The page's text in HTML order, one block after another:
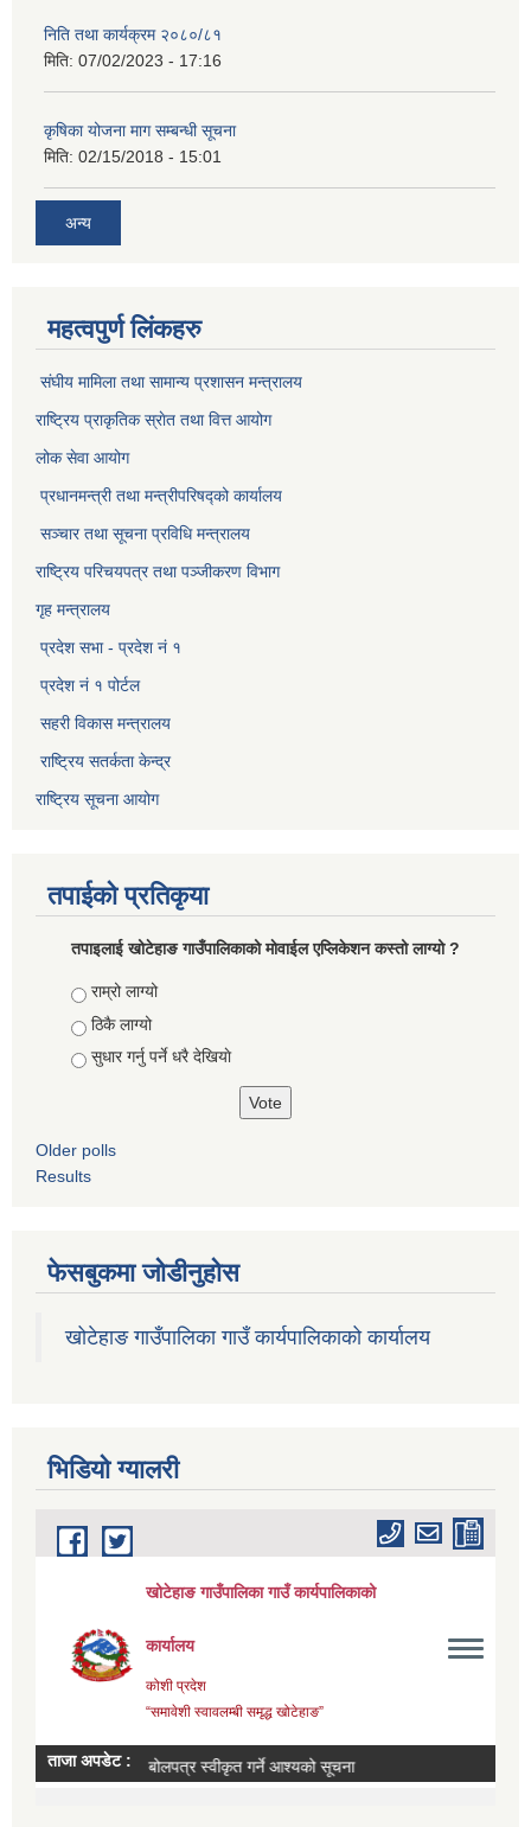
निति तथा कार्यक्रम २०८०/८१
मिति: 07/02/2023 - 17:16
कृषिका योजना माग सम्बन्धी सूचना
मिति: 02/15/2018 - 15:01
अन्य
महत्वपुर्ण लिंकहरु
संघीय मामिला तथा सामान्य प्रशासन मन्त्रालय
राष्ट्रिय प्राकृतिक स्राेत तथा वित्त आयोग
लोक सेवा आयोग
प्रधानमन्त्री तथा मन्त्रीपरिषद्को कार्यालय
सञ्‍चार तथा सूचना प्रविधि मन्त्रालय
राष्ट्रिय परिचयपत्र तथा पञ्जीकरण विभाग​
गृह मन्त्रालय
प्रदेश सभा - प्रदेश नं १
प्रदेश नं १ पोर्टल
सहरी विकास मन्त्रालय
राष्ट्रिय सतर्कता केन्द्र
राष्ट्रिय सूचना आयोग
तपाईको प्रतिकृया
तपाइलाई खोटेहाङ गाउँपालिकाको माेवाईल एप्लिकेशन कस्तो लाग्यो ?
Choices
राम्रो लाग्यो
ठिकै लाग्यो
सुधार गर्नु पर्ने धरै देखियाे
Older polls
Results
फेसबुकमा जोडीनुहोस
खोटेहाङ गाउँपालिका गाउँ कार्यपालिकाको कार्यालय
भिडियाे ग्यालरी